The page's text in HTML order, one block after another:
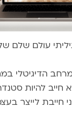
עולם שלם
הדיגיטלי
חייב להיות
חייבת לייצר